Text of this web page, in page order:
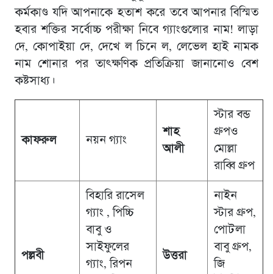
কর্মকাণ্ড যদি আপনাকে হতাশ করে তবে আপনার বিস্মিত
হবার শক্তির সর্বোচ্চ পরীক্ষা নিবে গ্যাংগুলোর নাম! লাড়া
দে, কোপাইয়া দে, দেখে ল চিনে ল, লেভেল হাই নামক
নাম শোনার পর তাৎক্ষণিক প্রতিক্রিয়া জানানোও বেশ
কষ্টসাধ্য।
কাফরুল নয়ন গ্যাং
শাহ
আলী
স্টার বন্ড
গ্রুপও
মোল্লা
রাব্বি গ্রুপ
পল্লবী
বিহারি রাসেল
গ্যাং , পিচ্চি
বাবু ও
সাইফুলের
গ্যাং, রিপন
উত্তরা
নাইন
স্টার গ্রুপ,
পোটলা
বাবু গ্রুপ,
জি